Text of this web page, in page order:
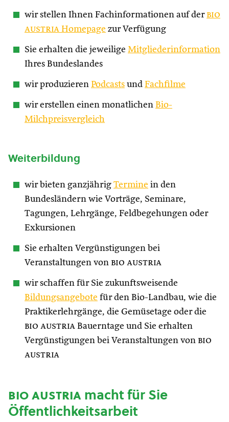
wir stellen Ihnen Fachinformationen auf der bio
austria Homepage zur Verfügung
Sie erhalten die jeweilige Mitgliederinformation
Ihres Bundeslandes
wir produzieren Podcasts und Fachfilme
wir erstellen einen monatlichen Bio-
Milchpreisvergleich
Weiterbildung
wir bieten ganzjährig Termine in den
Bundesländern wie Vorträge, Seminare,
Tagungen, Lehrgänge, Feldbegehungen oder
Exkursionen
Sie erhalten Vergünstigungen bei
Veranstaltungen von bio austria
wir schaffen für Sie zukunftsweisende
Bildungsangebote für den Bio-Landbau, wie die
Praktikerlehrgänge, die Gemüsetage oder die
bio austria Bauerntage und Sie erhalten
Vergünstigungen bei Veranstaltungen von bio
austria
bio austriamacht für Sie
Öffentlichkeitsarbeit